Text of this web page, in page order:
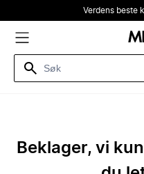
Verdens beste
Beklager, vi